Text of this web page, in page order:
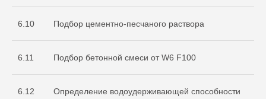
6.10 Подбор цементно-песчаного раствора
6.11 Подбор бетонной смеси от W6 F100
6.12 Определение водоудерживающей способности